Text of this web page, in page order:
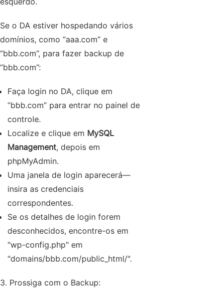
Se o DA estiver hospedando vários
domínios, como “aaa.com” e
“bbb.com”, para fazer backup de
“bbb.com”:
Faça login no DA, clique em
“bbb.com” para entrar no painel de
controle.
Localize e clique em MySQL
Management, depois em
phpMyAdmin.
Uma janela de login aparecerá—
insira as credenciais
correspondentes.
Se os detalhes de login forem
desconhecidos, encontre-os em
"wp-config.php" em
"domains/bbb.com/public_html/".
3. Prossiga com o Backup: